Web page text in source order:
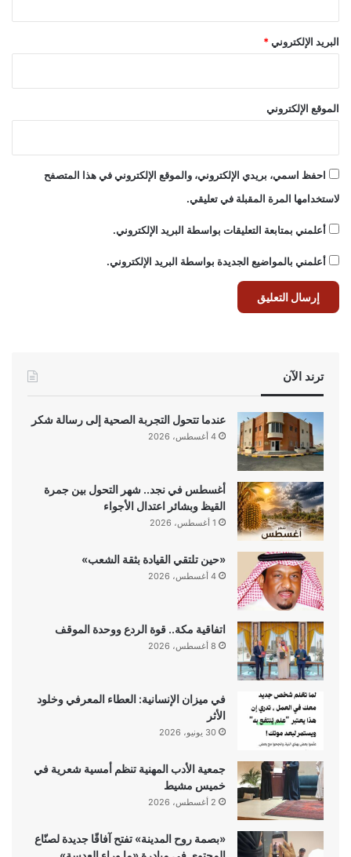
البريد الإلكتروني*
الموقع الإلكتروني
احفظ اسمي، بريدي الإلكتروني، والموقع الإلكتروني في هذا المتصفح
لاستخدامها المرة المقبلة في تعليقي.
أعلمني بمتابعة التعليقات بواسطة البريد الإلكتروني.
أعلمني بالمواضيع الجديدة بواسطة البريد الإلكتروني.
ترند الآن
عندما تتحول التجربة الصحية إلى رسالة شكر
4 أغسطس، 2026
أغسطس في نجد.. شهر التحول بين جمرة
القيظ وبشائر اعتدال الأجواء
1 أغسطس، 2026
«حين تلتقي القيادة بثقة الشعب»
4 أغسطس، 2026
اتفاقية مكة.. قوة الردع ووحدة الموقف
8 أغسطس، 2026
في ميزان الإنسانية: العطاء المعرفي وخلود
الأثر
30 يونيو، 2026
جمعية الأدب المهنية تنظم أمسية شعرية في
خميس مشيط
2 أغسطس، 2026
«بصمة روح المدينة» تفتح آفاقًا جديدة لصنّاع